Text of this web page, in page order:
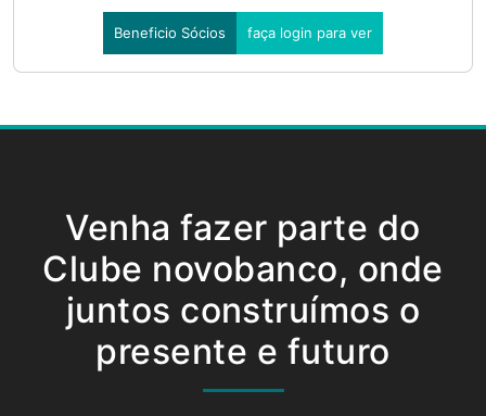
Beneficio Sócios faça login para ver
Venha fazer parte do
Clube novobanco, onde
juntos construímos o
presente e futuro